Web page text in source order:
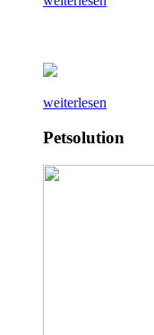
weiterlesen
Petsolution